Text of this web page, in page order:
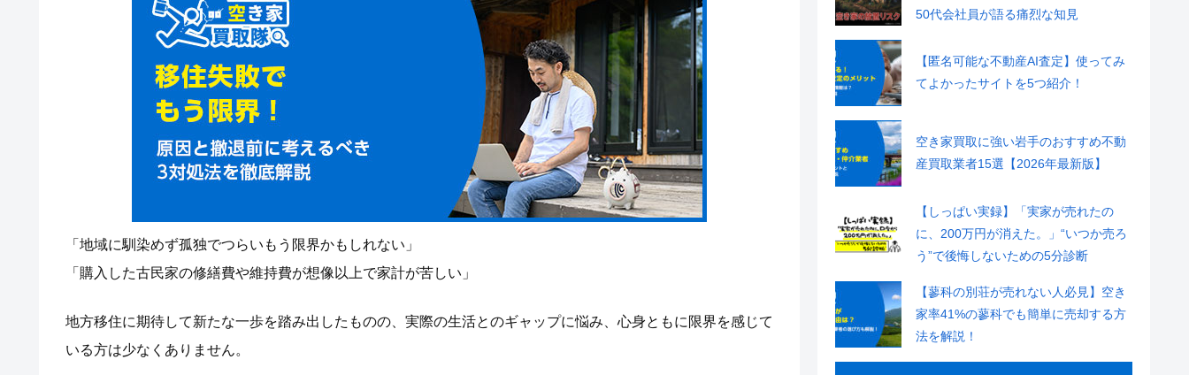
「地域に馴染めず孤独でつらいもう限界かもしれない」
「購入した古民家の修繕費や維持費が想像以上で家計が苦しい」
地方移住に期待して新たな一歩を踏み出したものの、実際の生活とのギャップに悩み、心身ともに限界を感じて
いる方は少なくありません。
50代会社員が語る痛烈な知見
【匿名可能な不動産AI査定】使ってみ
てよかったサイトを5つ紹介！
空き家買取に強い岩手のおすすめ不動
産買取業者15選【2026年最新版】
【しっぱい実録】「実家が売れたの
に、200万円が消えた。」“いつか売ろ
う”で後悔しないための5分診断
【蓼科の別荘が売れない人必見】空き
家率41%の蓼科でも簡単に売却する方
法を解説！